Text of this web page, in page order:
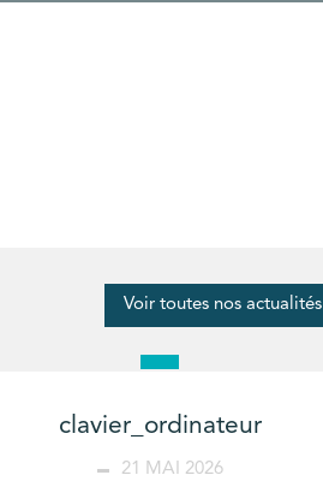
Voir toutes nos actualités
clavier_ordinateur
21 MAI 2026